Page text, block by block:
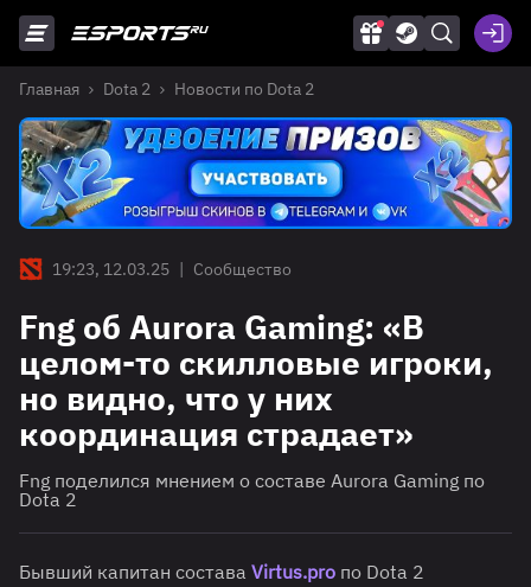
Главная Dota 2 Новости по Dota 2
19:23, 12.03.25 | Сообщество
Fng об Aurora Gaming: «В
целом-то скилловые игроки,
но видно, что у них
координация страдает»
Fng поделился мнением о составе Aurora Gaming по
Dota 2
Бывший капитан состава Virtus.pro по Dota 2